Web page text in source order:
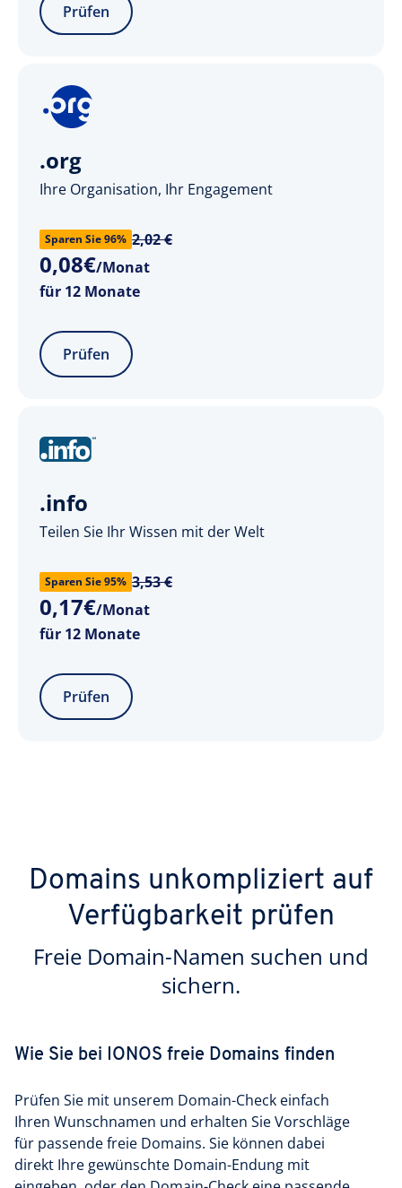
Prüfen
.org
Ihre Organisation, Ihr Engagement
Sparen Sie 96% 2,02 €
0,08€/Monat
für 12 Monate
Prüfen
.info
Teilen Sie Ihr Wissen mit der Welt
Sparen Sie 95% 3,53 €
0,17€/Monat
für 12 Monate
Prüfen
Domains unkompliziert auf
Verfügbarkeit prüfen
Freie Domain-Namen suchen und
sichern.
Wie Sie bei IONOS freie Domains finden
Prüfen Sie mit unserem Domain-Check einfach
Ihren Wunschnamen und erhalten Sie Vorschläge
für passende freie Domains. Sie können dabei
direkt Ihre gewünschte Domain-Endung mit